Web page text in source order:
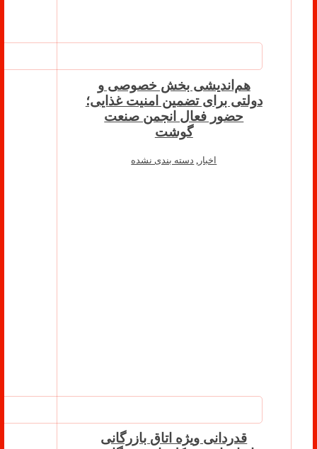
هم‌اندیشی بخش خصوصی و
دولتی برای تضمین امنیت غذایی؛
حضور فعال انجمن صنعت
گوشت
اخبار دسته بندی نشده
قدردانی ویژه اتاق بازرگانی